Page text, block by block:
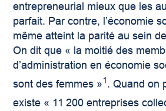
entrepreneurial mieux que les
parfait. Par contre, l’économie
même atteint la parité au sein
On dit que « la moitié des
d’administration en économie
sont des femmes »1. Quand on
existe « 11 200 entreprises